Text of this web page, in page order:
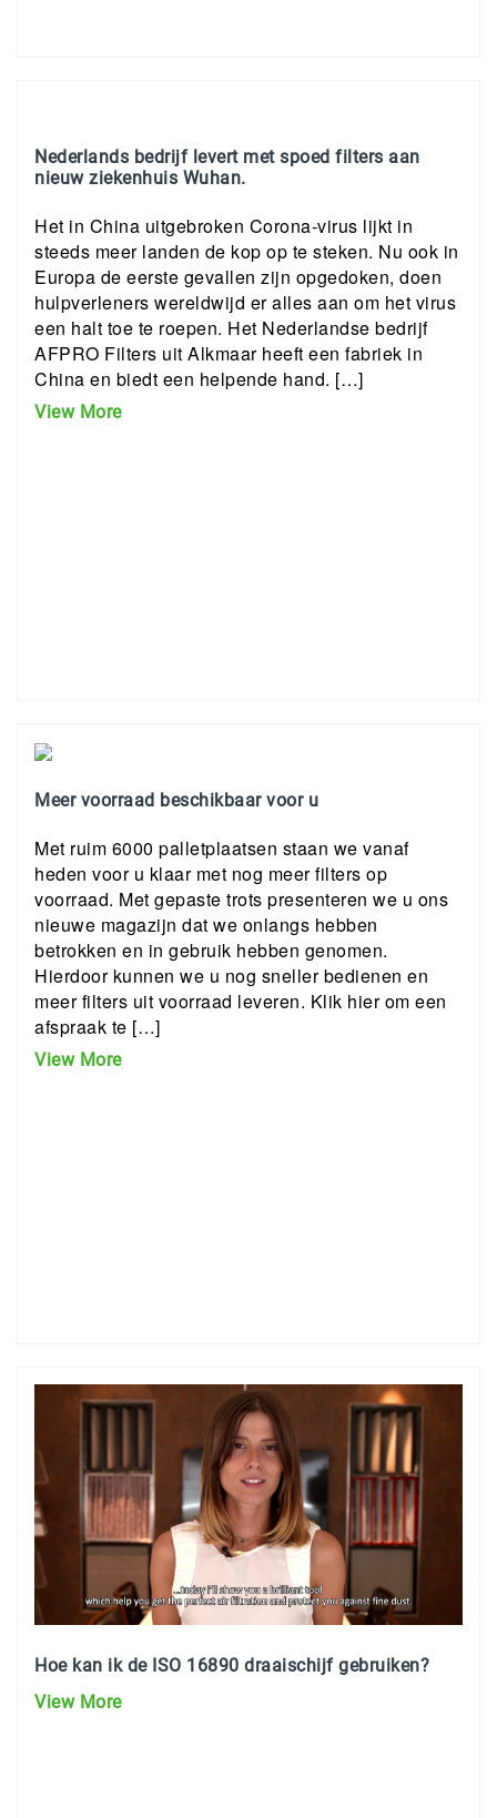
Nederlands bedrijf levert met spoed filters aan
nieuw ziekenhuis Wuhan.
Het in China uitgebroken Corona-virus lijkt in
steeds meer landen de kop op te steken. Nu ook in
Europa de eerste gevallen zijn opgedoken, doen
hulpverleners wereldwijd er alles aan om het virus
een halt toe te roepen. Het Nederlandse bedrijf
AFPRO Filters uit Alkmaar heeft een fabriek in
China en biedt een helpende hand. […]
View More
Meer voorraad beschikbaar voor u
Met ruim 6000 palletplaatsen staan we vanaf
heden voor u klaar met nog meer filters op
voorraad. Met gepaste trots presenteren we u ons
nieuwe magazijn dat we onlangs hebben
betrokken en in gebruik hebben genomen.
Hierdoor kunnen we u nog sneller bedienen en
meer filters uit voorraad leveren. Klik hier om een
afspraak te […]
View More
Hoe kan ik de ISO 16890 draaischijf gebruiken?
View More